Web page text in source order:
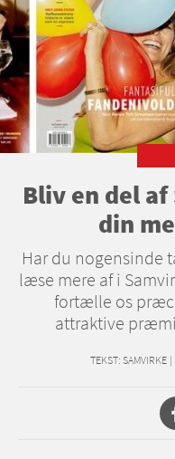
Bliv en del
din
Har du nogensinde
læse mere af i
fortælle os
attraktive
TEKST: SAMVIRKE |